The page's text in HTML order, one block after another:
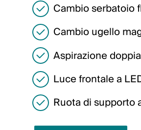
Cambio serbatoio
Cambio ugello
Aspirazione doppia
Luce frontale a
Ruota di supporto